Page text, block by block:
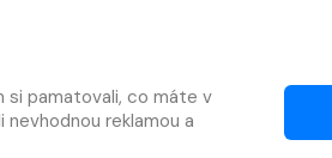
00 Praha 3
Otevírací doba:
9:30–18:30
si pamatovali, co máte v
reklamou a